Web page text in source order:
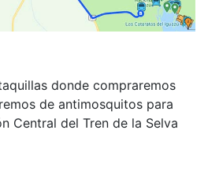
donde compraremos
de antimosquitos para
Central del Tren de la Selva